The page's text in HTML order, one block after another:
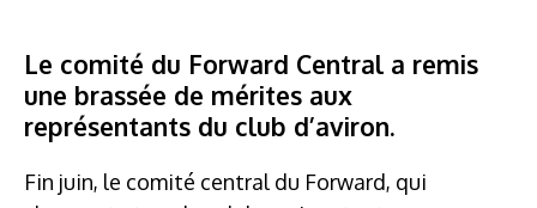
Le comité du Forward Central a remis
une brassée de mérites aux
représentants du club d’aviron.
Fin juin, le comité central du Forward, qui